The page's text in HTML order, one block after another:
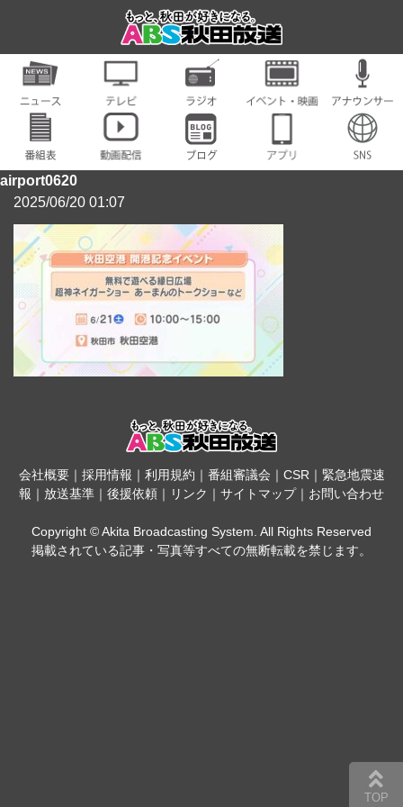
airport0620
2025/06/20 01:07
会社概要｜ 採用情報 ｜ 利用規約 ｜ 番組審議会 ｜ CSR｜ 緊急地震速
報 ｜ 放送基準 ｜ 後援依頼 ｜ リンク ｜ サイトマップ｜ お問い合わせ
Copyright © Akita Broadcasting System. All Rights Reserved
掲載されている記事・写真等すべての無断転載を禁じます。